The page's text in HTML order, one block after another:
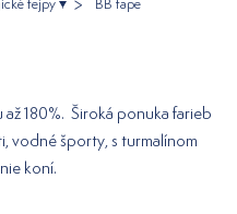
tejpy BB tape
180%. Široká ponuka farieb
vodné športy, s turmalínom
koní.